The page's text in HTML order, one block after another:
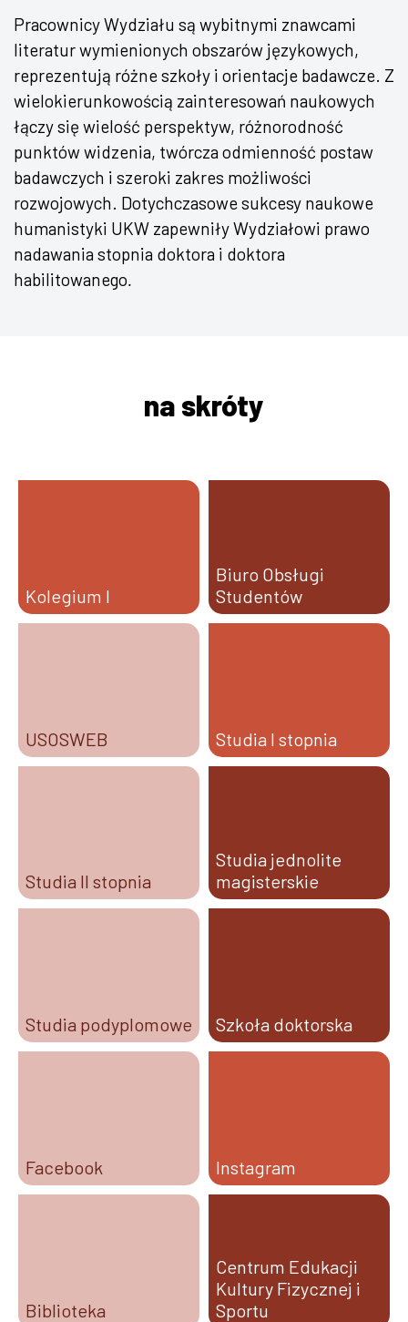
Pracownicy Wydziału są wybitnymi znawcami
literatur wymienionych obszarów językowych,
reprezentują różne szkoły i orientacje badawcze. Z
wielokierunkowością zainteresowań naukowych
łączy się wielość perspektyw, różnorodność
punktów widzenia, twórcza odmienność postaw
badawczych i szeroki zakres możliwości
rozwojowych. Dotychczasowe sukcesy naukowe
humanistyki UKW zapewniły Wydziałowi prawo
nadawania stopnia doktora i doktora
habilitowanego.
na skróty
Kolegium I
Biuro Obsługi
Studentów
USOSWEB Studia I stopnia
Studia II stopnia
Studia jednolite
magisterskie
Studia podyplomowe Szkoła doktorska
Facebook Instagram
Biblioteka
Centrum Edukacji
Kultury Fizycznej i
Sportu